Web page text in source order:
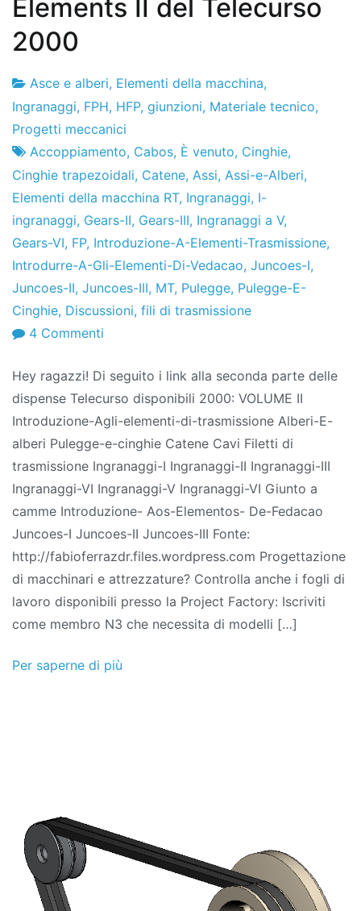
Elements II del Telecurso
2000
Fabbrica
di
progetti
23
il
luglio
il
2010
Asce e alberi, Elementi della macchina,
Ingranaggi, FPH, HFP, giunzioni, Materiale tecnico,
Progetti meccanici
Accoppiamento, Cabos, È venuto, Cinghie,
Cinghie trapezoidali, Catene, Assi, Assi-e-Alberi,
Elementi della macchina RT, Ingranaggi, I-
ingranaggi, Gears-II, Gears-III, Ingranaggi a V,
Gears-VI, FP, Introduzione-A-Elementi-Trasmissione,
Introdurre-A-Gli-Elementi-Di-Vedacao, Juncoes-I,
Juncoes-II, Juncoes-III, MT, Pulegge, Pulegge-E-
Cinghie, Discussioni, fili di trasmissione
4 Commenti
di
Machine
Elements
II
del
Telecurso
2000
Hey ragazzi! Di seguito i link alla seconda parte delle
dispense Telecurso disponibili 2000: VOLUME II
Introduzione-Agli-elementi-di-trasmissione Alberi-E-
alberi Pulegge-e-cinghie Catene Cavi Filetti di
trasmissione Ingranaggi-I Ingranaggi-II Ingranaggi-III
Ingranaggi-VI Ingranaggi-V Ingranaggi-VI Giunto a
camme Introduzione- Aos-Elementos- De-Fedacao
Juncoes-I Juncoes-II Juncoes-III Fonte:
http://fabioferrazdr.files.wordpress.com Progettazione
di macchinari e attrezzature? Controlla anche i fogli di
lavoro disponibili presso la Project Factory: Iscriviti
come membro N3 che necessita di modelli […]
Per saperne di più